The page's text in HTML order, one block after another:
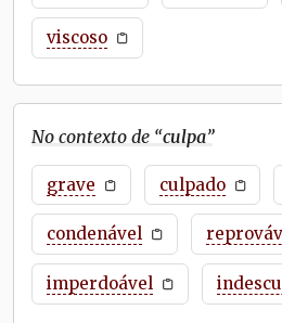
viscoso
No contexto de “culpa”
grave culpado
condenável
imperdoável